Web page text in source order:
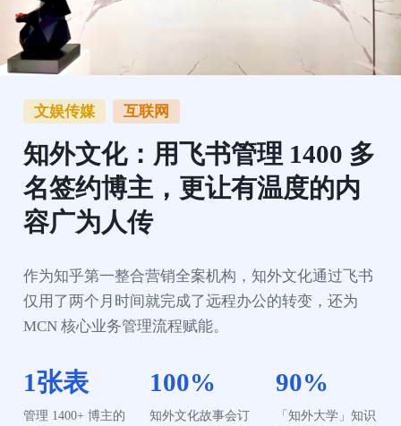
文娱传媒 互联网
知外文化：用飞书管理 1400 多
名签约博主，更让有温度的内
容广为人传
作为知乎第一整合营销全案机构，知外文化通过飞书
仅用了两个月时间就完成了远程办公的转变，还为
MCN 核心业务管理流程赋能。
1张表
管理 1400+ 博主的
100%
知外文化故事会订
90%
「知外大学」知识